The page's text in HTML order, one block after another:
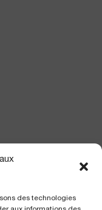
des technologies